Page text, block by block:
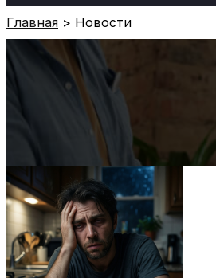
Главная Новости